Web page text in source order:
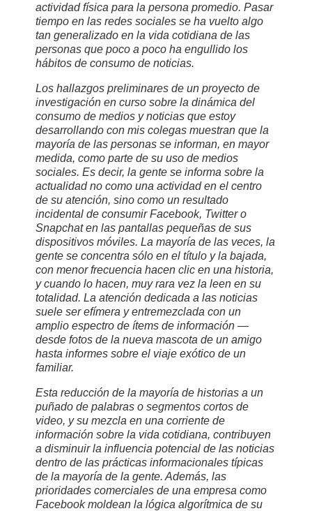
actividad física para la persona promedio. Pasar
tiempo en las redes sociales se ha vuelto algo
tan generalizado en la vida cotidiana de las
personas que poco a poco ha engullido los
hábitos de consumo de noticias.
Los hallazgos preliminares de un proyecto de
investigación en curso sobre la dinámica del
consumo de medios y noticias que estoy
desarrollando con mis colegas muestran que la
mayoría de las personas se informan, en mayor
medida, como parte de su uso de medios
sociales. Es decir, la gente se informa sobre la
actualidad no como una actividad en el centro
de su atención, sino como un resultado
incidental de consumir Facebook, Twitter o
Snapchat en las pantallas pequeñas de sus
dispositivos móviles. La mayoría de las veces, la
gente se concentra sólo en el título y la bajada,
con menor frecuencia hacen clic en una historia,
y cuando lo hacen, muy rara vez la leen en su
totalidad. La atención dedicada a las noticias
suele ser efímera y entremezclada con un
amplio espectro de ítems de información —
desde fotos de la nueva mascota de un amigo
hasta informes sobre el viaje exótico de un
familiar.
Esta reducción de la mayoría de historias a un
puñado de palabras o segmentos cortos de
video, y su mezcla en una corriente de
información sobre la vida cotidiana, contribuyen
a disminuir la influencia potencial de las noticias
dentro de las prácticas informacionales típicas
de la mayoría de la gente. Además, las
prioridades comerciales de una empresa como
Facebook moldean la lógica algorítmica de su